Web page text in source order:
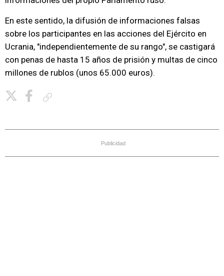
En este sentido, la difusión de informaciones falsas
sobre los participantes en las acciones del Ejército en
Ucrania, "independientemente de su rango", se castigará
con penas de hasta 15 años de prisión y multas de cinco
millones de rublos (unos 65.000 euros).
Publicidad